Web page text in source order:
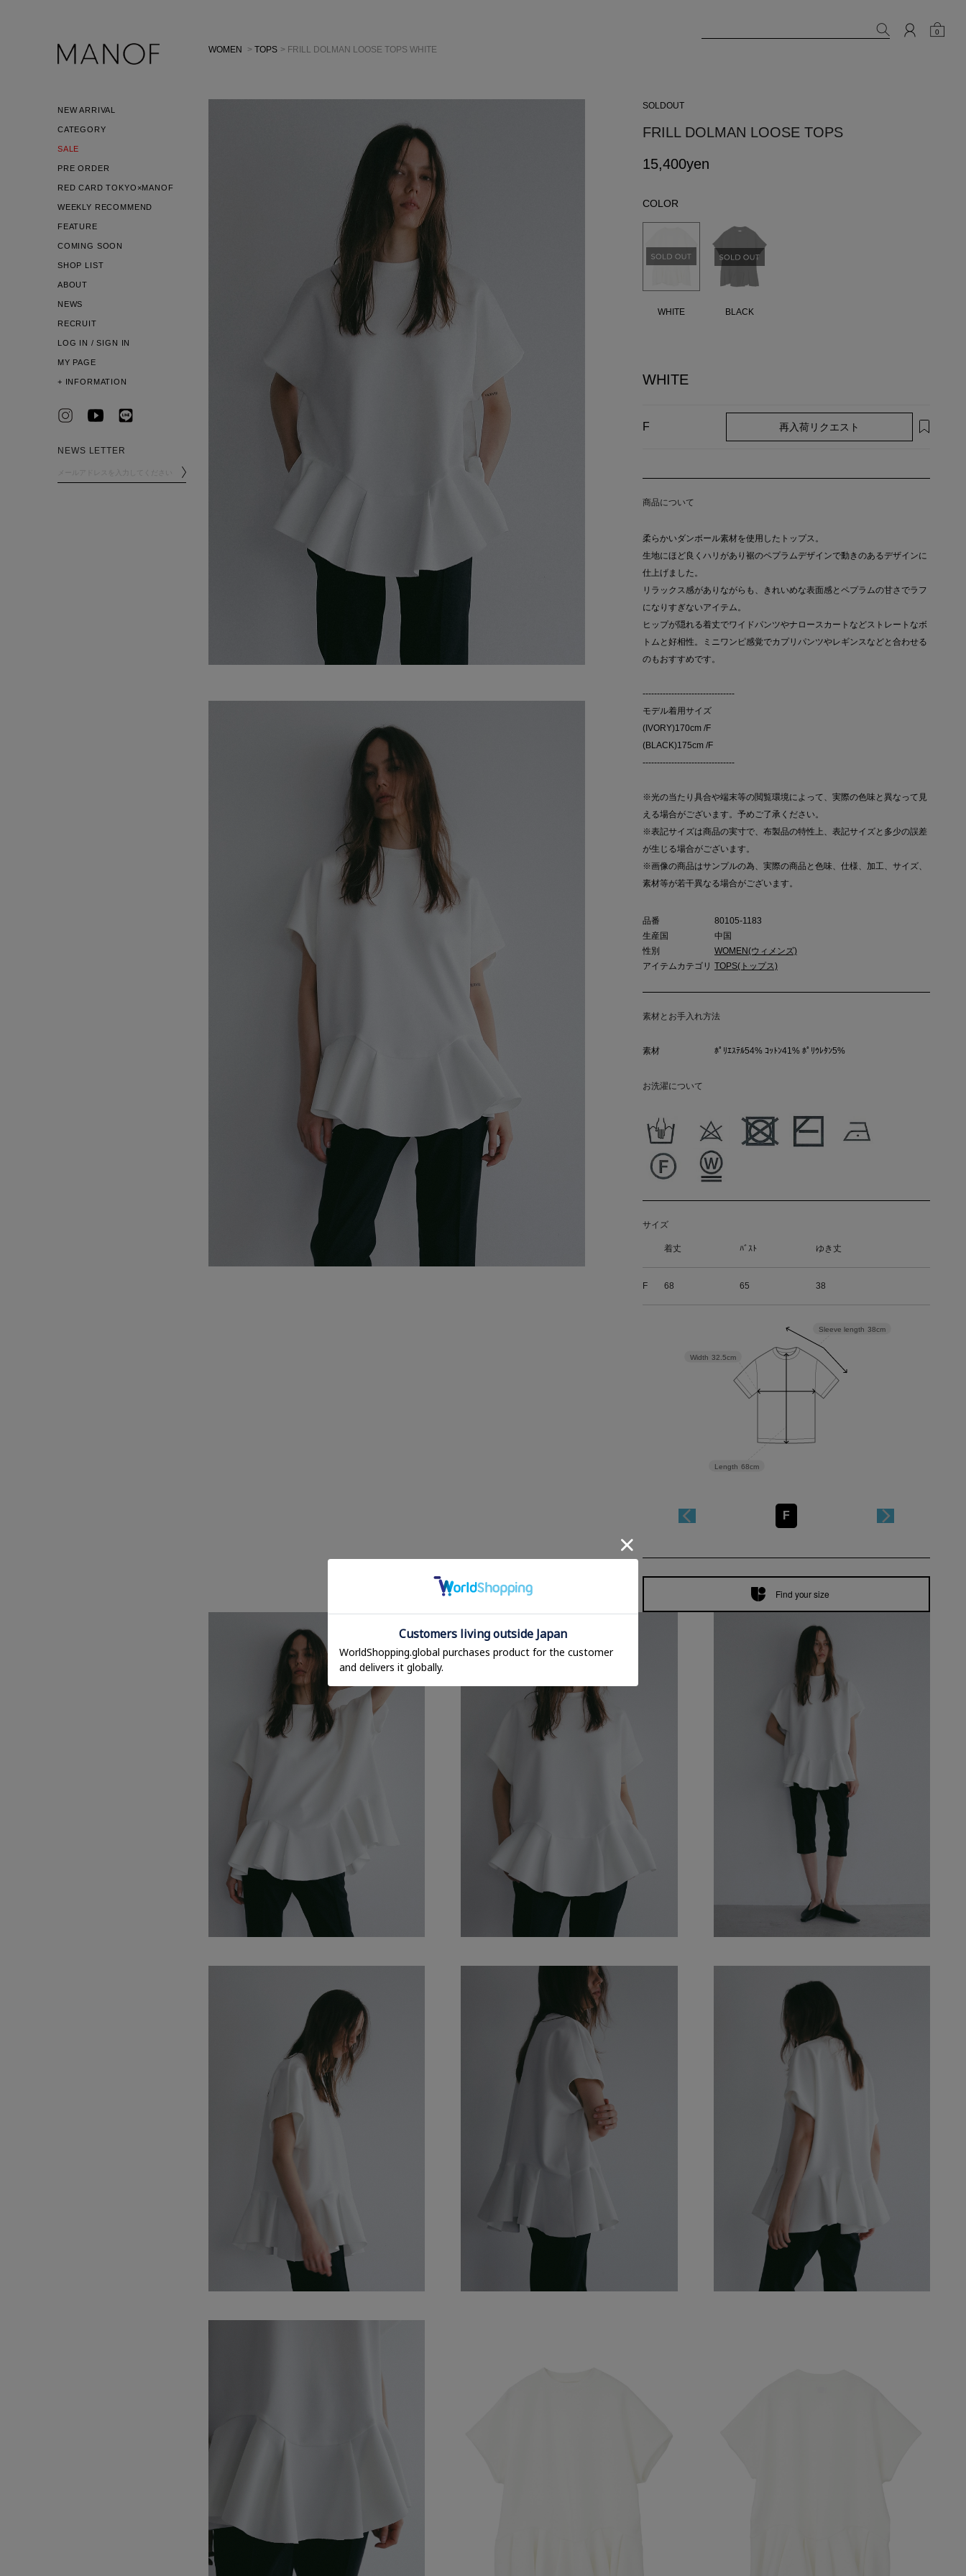
NEW ARRIVAL
CATEGORY
SALE
PRE ORDER
RED CARD TOKYO×MANOF
WEEKLY RECOMMEND
FEATURE
COMING SOON
SHOP LIST
ABOUT
NEWS
RECRUIT
LOG IN / SIGN IN
MY PAGE
+ INFORMATION
NEWS LETTER
0
WOMEN > TOPS > FRILL DOLMAN LOOSE TOPS WHITE
SOLDOUT
FRILL DOLMAN LOOSE TOPS
15,400yen
COLOR
WHITE BLACK
WHITE
F 再入荷リクエスト
商品について
柔らかいダンボール素材を使用したトップス。
生地にほど良くハリがあり裾のペプラムデザインで動きのあるデザインに
仕上げました。
リラックス感がありながらも、きれいめな表面感とペプラムの甘さでラフ
になりすぎないアイテム。
ヒップが隠れる着丈でワイドパンツやナロースカートなどストレートなボ
トムと好相性。ミニワンピ感覚でカプリパンツやレギンスなどと合わせる
のもおすすめです。
--------------------------------
モデル着用サイズ
(IVORY)170cm /F
(BLACK)175cm /F
--------------------------------
※光の当たり具合や端末等の閲覧環境によって、実際の色味と異なって見
える場合がございます。予めご了承ください。
※表記サイズは商品の実寸で、布製品の特性上、表記サイズと多少の誤差
が生じる場合がございます。
※画像の商品はサンプルの為、実際の商品と色味、仕様、加工、サイズ、
素材等が若干異なる場合がございます。
品番
80105-1183
生産国
中国
性別
WOMEN(ウィメンズ)
アイテムカテゴリ TOPS(トップス)
素材とお手入れ方法
素材 ﾎﾟﾘｴｽﾃﾙ54% ｺｯﾄﾝ41% ﾎﾟﾘｳﾚﾀﾝ5%
お洗濯について
サイズ
着丈 ﾊﾞｽﾄ ゆき丈
F 68 65 38
Sleeve length 38cm
Length 68cm
Width 32.5cm
F
Find your size